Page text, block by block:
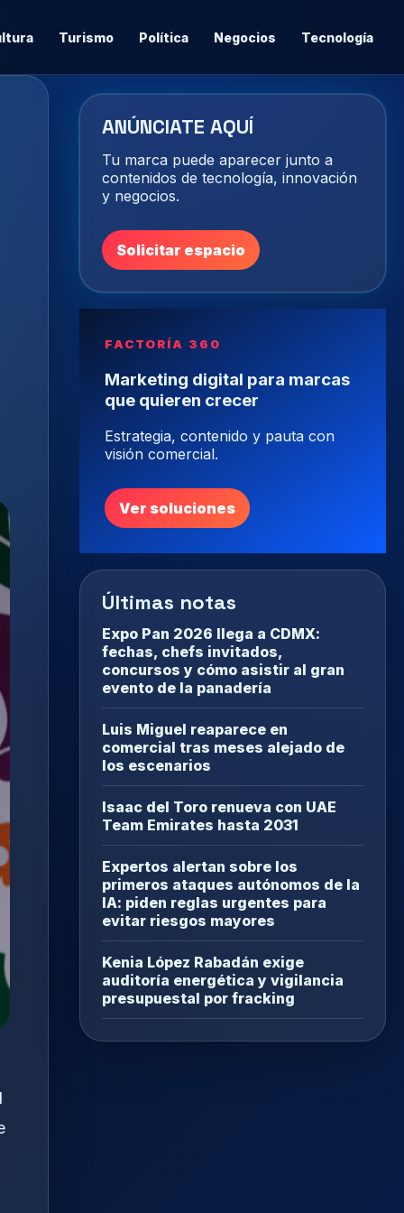
Turismo Política Negocios Tecnología
ANÚNCIATE AQUÍ
Tu marca puede aparecer junto a
contenidos de tecnología, innovación
y negocios.
Solicitar espacio
FACTORÍA 360
Marketing digital para marcas
que quieren crecer
Estrategia, contenido y pauta con
visión comercial.
Ver soluciones
Últimas notas
Expo Pan 2026 llega a CDMX:
fechas, chefs invitados,
concursos y cómo asistir al gran
evento de la panadería
Luis Miguel reaparece en
comercial tras meses alejado de
los escenarios
Isaac del Toro renueva con UAE
Team Emirates hasta 2031
Expertos alertan sobre los
primeros ataques autónomos de la
IA: piden reglas urgentes para
evitar riesgos mayores
Kenia López Rabadán exige
auditoría energética y vigilancia
presupuestal por fracking